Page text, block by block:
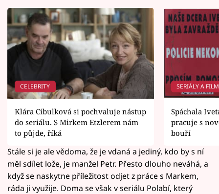
CELEBRITY
Klára Cibulková si pochvaluje nástup
do seriálu. S Mirkem Etzlerem nám
to půjde, říká
SERIÁLY A
Spáchala
pracuje s
bouří
Stále si je ale vědoma, že je vdaná a jediný, kdo by s ní
měl sdílet lože, je manžel Petr. Přesto dlouho neváhá, a
když se naskytne příležitost odjet z práce s Markem,
ráda ji využije. Doma se však v seriálu Polabí, který